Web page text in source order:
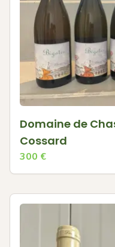
Domaine de
Cossard
300 €